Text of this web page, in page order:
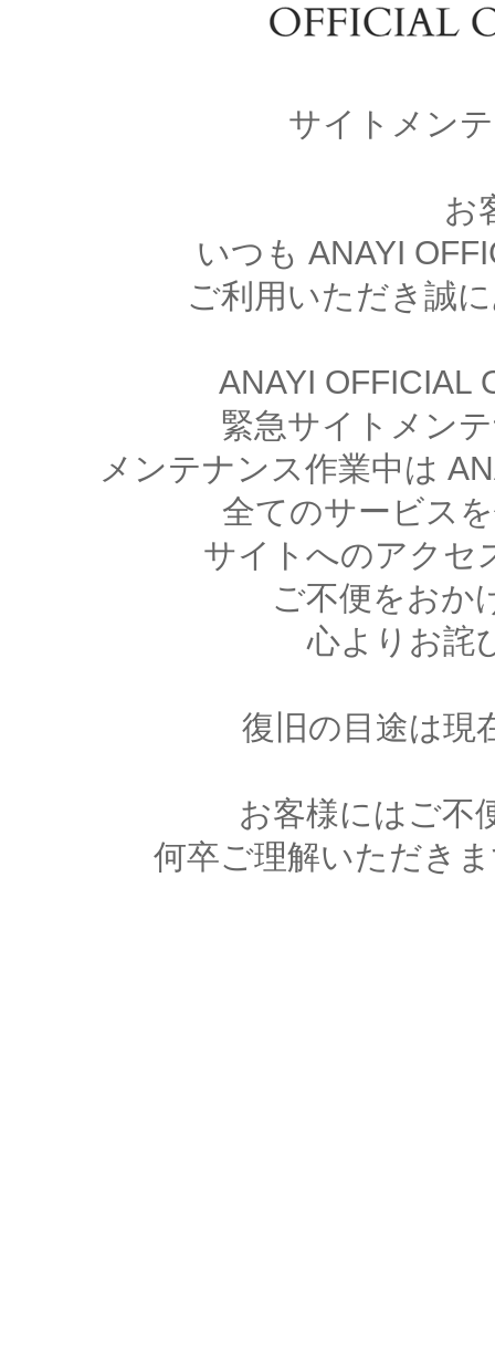
サイトメン
お
いつも ANAYI
ご利用いただき誠
ANAYI OFFICIAL
緊急サイトメン
メンテナンス作業中は
全てのサービス
サイトへのアクセ
ご不便をおか
心よりお詫
復旧の目途は現
お客様にはご不
何卒ご理解いただき